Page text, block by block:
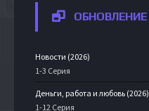
ОБНОВЛЕНИЕ
Новости (2026)
1-3 Серия
Деньги, работа и любовь (2026)
1-12 Серия